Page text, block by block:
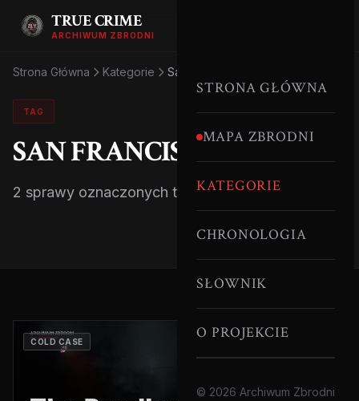
TRUE CRIME
ARCHIWUM ZBRODNI
STRONA GŁÓWNA
MAPA ZBRODNI
KATEGORIE
CHRONOLOGIA
SŁOWNIK
O PROJEKCIE
© 2026 Archiwum Zbrodni
Strona Główna Kategorie San Francisco
TAG
SAN FRANCISCO
2 sprawy oznaczonych tym tagiem.
COLD CASE SERYJNI MORDERCY